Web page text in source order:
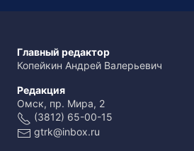
Главный редактор
Копейкин Андрей Валерьевич
Редакция
Омск, пр. Мира, 2
(3812) 65-00-15
gtrk@inbox.ru